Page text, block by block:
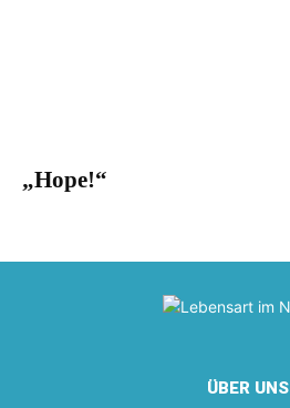
„Hope!“
ÜBER UNS